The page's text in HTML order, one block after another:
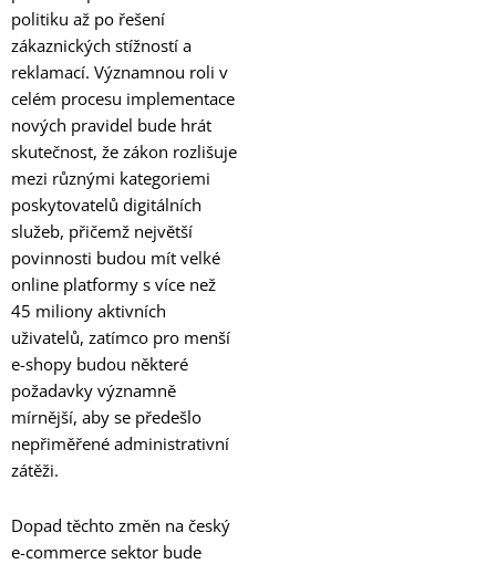
politiku až po řešení
zákaznických stížností a
reklamací. Významnou roli v
celém procesu implementace
nových pravidel bude hrát
skutečnost, že zákon rozlišuje
mezi různými kategoriemi
poskytovatelů digitálních
služeb, přičemž největší
povinnosti budou mít velké
online platformy s více než
45 miliony aktivních
uživatelů, zatímco pro menší
e-shopy budou některé
požadavky významně
mírnější, aby se předešlo
nepřiměřené administrativní
zátěži.
Dopad těchto změn na český
e-commerce sektor bude